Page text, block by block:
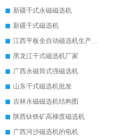
新疆干式永磁磁选机
新疆干式磁选机
江西平板全自动磁选机生产厂家
黑龙江干式磁选机厂家
广西永磁筒式强磁选机
山东干式磁选机批发
吉林永磁磁选机结构图
陕西钛铁矿高梯度磁选机
广西河沙磁选机的电机